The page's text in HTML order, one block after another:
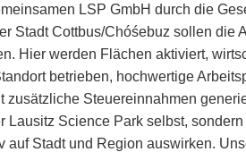
LSP GmbH durch die
Stadt Cottbus/Chóśebuz sollen die
Hier werden Flächen aktiviert,
betrieben, hochwertige
zusätzliche Steuereinnahmen
Lausitz Science Park selbst,
auf Stadt und Region auswirken.